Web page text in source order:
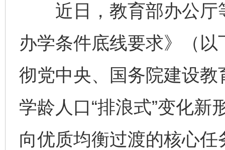
近日，教育部办公厅
办学条件底线要求》（
彻党中央、国务院建设
学龄人口“排浪式”变化
向优质均衡过渡的核心